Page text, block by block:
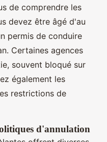
de comprendre les
devez être âgé d'au
permis de conduire
Certaines agences
souvent bloqué sur
également les
restrictions de
d'annulation